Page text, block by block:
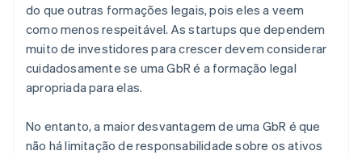
do que outras formações legais, pois eles a veem
como menos respeitável. As startups que dependem
muito de investidores para crescer devem considerar
cuidadosamente se uma GbR é a formação legal
apropriada para elas.
No entanto, a maior desvantagem de uma GbR é que
não há limitação de responsabilidade sobre os ativos